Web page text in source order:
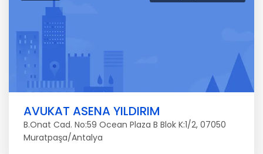
AVUKAT ASENA YILDIRIM
B.Onat Cad. No:59 Ocean Plaza B Blok K:1/2, 07050
Muratpaşa/Antalya